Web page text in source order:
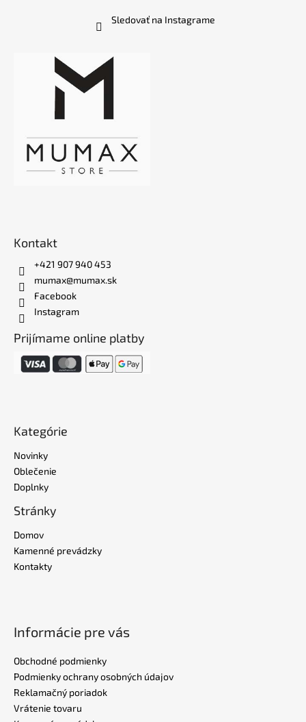
Sledovať na Instagrame
Kontakt
+421 907 940 453
mumax@mumax.sk
Facebook
Instagram
Prijímame online platby
Kategórie
Novinky
Oblečenie
Doplnky
Stránky
Domov
Kamenné prevádzky
Kontakty
Informácie pre vás
Obchodné podmienky
Podmienky ochrany osobných údajov
Reklamačný poriadok
Vrátenie tovaru